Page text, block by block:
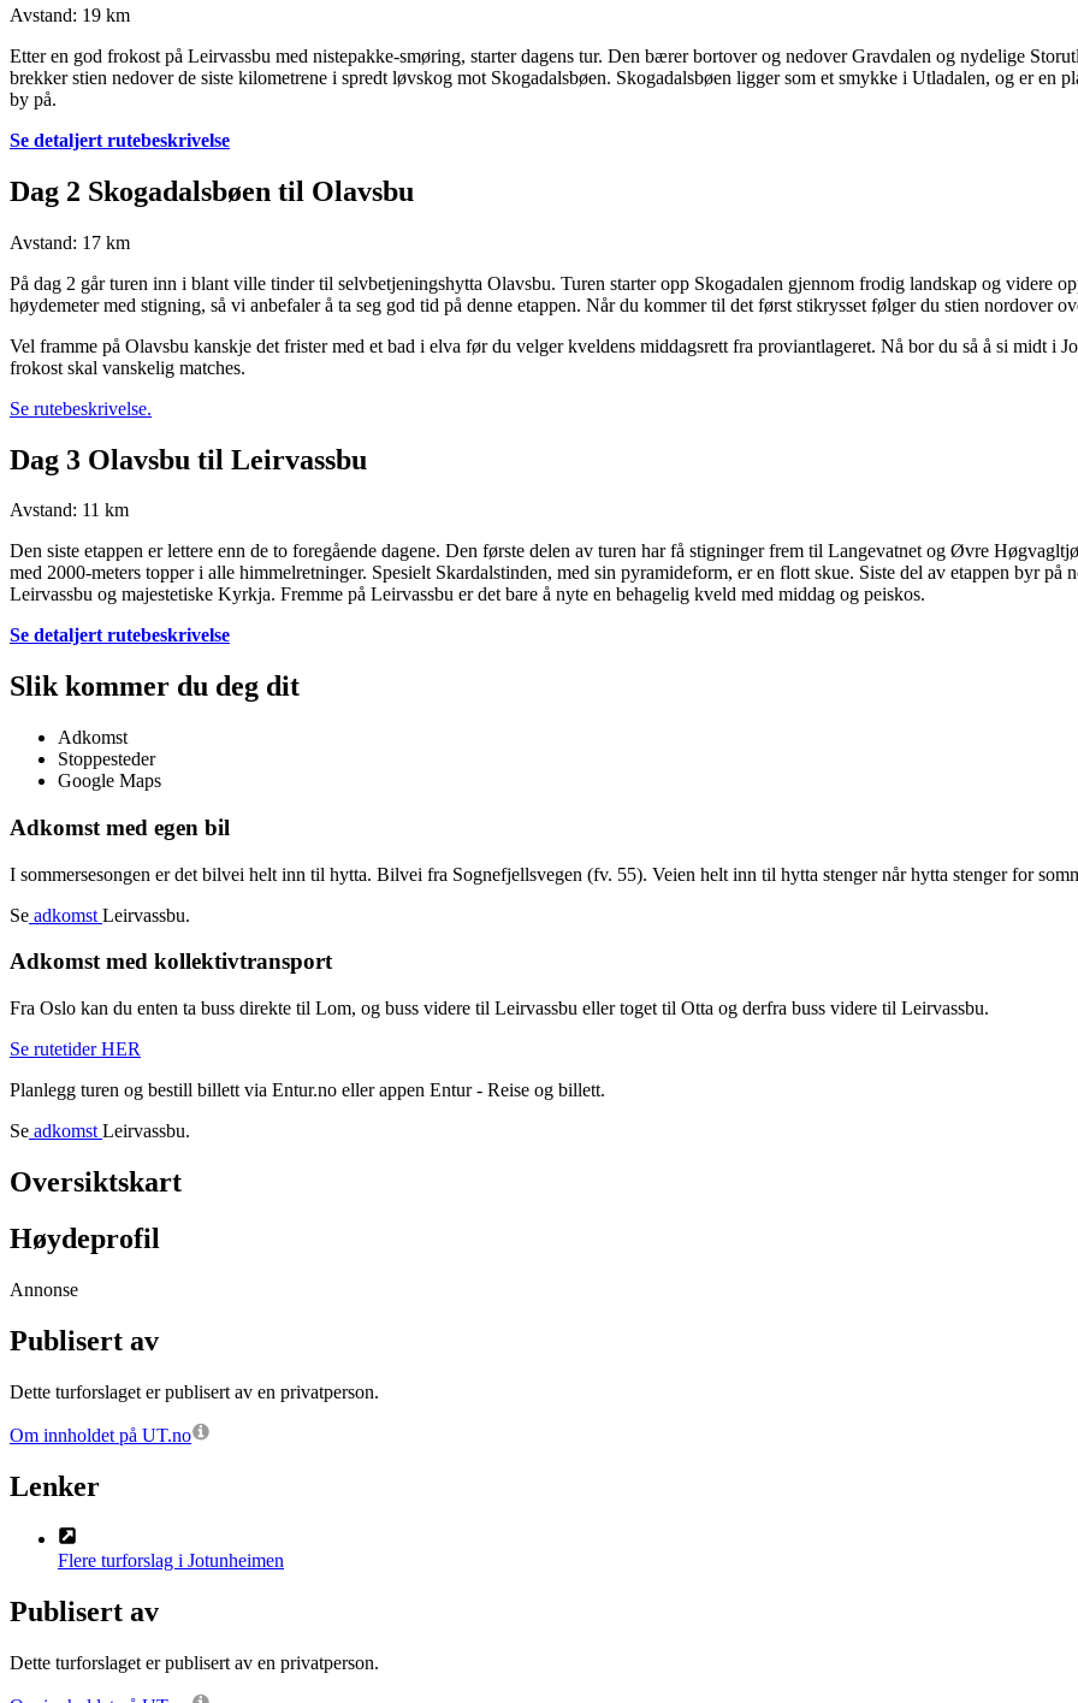
Avstand: 19 km
Etter en god frokost på Leirvassbu med nistepakke-smøring, starter dagens tur. Den bærer bortover og nedover Gravdalen og nydelige
brekker stien nedover de siste kilometrene i spredt løvskog mot Skogadalsbøen. Skogadalsbøen ligger som et smykke i Utladalen, og er en
by på.
Se detaljert rutebeskrivelse
Dag 2 Skogadalsbøen til Olavsbu
Avstand: 17 km
På dag 2 går turen inn i blant ville tinder til selvbetjeningshytta Olavsbu. Turen starter opp Skogadalen gjennom frodig landskap og videre
høydemeter med stigning, så vi anbefaler å ta seg god tid på denne etappen. Når du kommer til det først stikrysset følger du stien nordover
Vel framme på Olavsbu kanskje det frister med et bad i elva før du velger kveldens middagsrett fra proviantlageret. Nå bor du så å si midt i
frokost skal vanskelig matches.
Se rutebeskrivelse.
Dag 3 Olavsbu til Leirvassbu
Avstand: 11 km
Den siste etappen er lettere enn de to foregående dagene. Den første delen av turen har få stigninger frem til Langevatnet og Øvre
med 2000-meters topper i alle himmelretninger. Spesielt Skardalstinden, med sin pyramideform, er en flott skue. Siste del av etappen byr
Leirvassbu og majestetiske Kyrkja. Fremme på Leirvassbu er det bare å nyte en behagelig kveld med middag og peiskos.
Se detaljert rutebeskrivelse
Slik kommer du deg dit
Adkomst
Stoppesteder
Google Maps
Adkomst med egen bil
I sommersesongen er det bilvei helt inn til hytta. Bilvei fra Sognefjellsvegen (fv. 55). Veien helt inn til hytta stenger når hytta stenger for
Se adkomst Leirvassbu.
Adkomst med kollektivtransport
Fra Oslo kan du enten ta buss direkte til Lom, og buss videre til Leirvassbu eller toget til Otta og derfra buss videre til Leirvassbu.
Se rutetider HER
Planlegg turen og bestill billett via Entur.no eller appen Entur - Reise og billett.
Se adkomst Leirvassbu.
Oversiktskart
Høydeprofil
Annonse
Publisert av
Dette turforslaget er publisert av en privatperson.
Om innholdet på UT.no
Lenker
Flere turforslag i Jotunheimen
Publisert av
Dette turforslaget er publisert av en privatperson.